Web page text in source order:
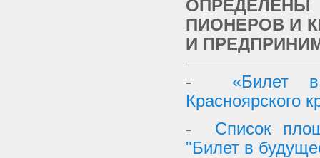
ПИОНЕРОВ И
И
- «Билет
Красноярского
- Список
"Билет в